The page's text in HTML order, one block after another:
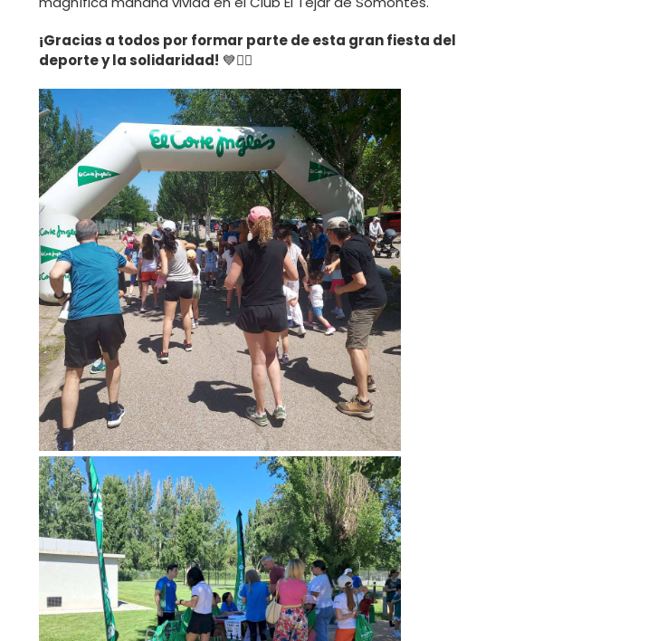
¡Gracias a todos por formar parte de esta gran fiesta del
deporte y la solidaridad! 💙🏃‍♂️